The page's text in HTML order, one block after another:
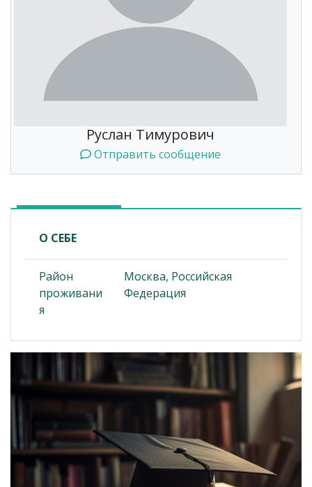
Руслан Тимурович
Отправить сообщение
О СЕБЕ
Район
проживани
я
Москва, Российская
Федерация